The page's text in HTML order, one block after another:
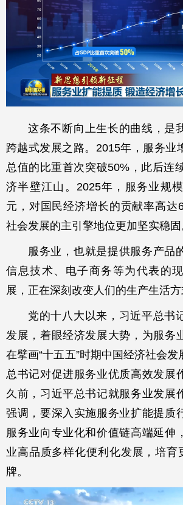
这条不断向上生长的曲线，是
跨越式发展之路。2015年，服务业
总值的比重首次突破50%，此后连
济半壁江山。2025年，服务业规
元，对国民经济增长的贡献率高达
社会发展的主引擎地位更加坚实稳固
服务业，也就是提供服务产品
信息技术、电子商务等为代表的
展，正在深刻改变人们的生产生活方
党的十八大以来，习近平总书
发展，着眼经济发展大势，为服务
在擘画“十五五”时期中国经济社会
总书记对促进服务业优质高效发展
久前，习近平总书记就服务业发展
强调，要深入实施服务业扩能提质
服务业向专业化和价值链高端延伸
业高品质多样化便利化发展，培育
牌。